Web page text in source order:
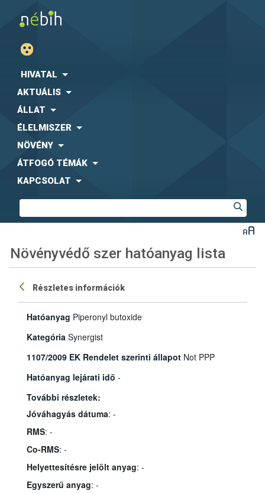
HIVATAL
AKTUÁLIS
ÁLLAT
ÉLELMISZER
NÖVÉNY
ÁTFOGÓ TÉMÁK
KAPCSOLAT
Növényvédő szer hatóanyag lista
Részletes információk
Hatóanyag Piperonyl butoxide
Kategória Synergist
1107/2009 EK Rendelet szerinti állapot Not PPP
Hatóanyag lejárati idő -
További részletek:
Jóváhagyás dátuma: -
RMS: -
Co-RMS: -
Helyettesítésre jelölt anyag: -
Egyszerű anyag: -